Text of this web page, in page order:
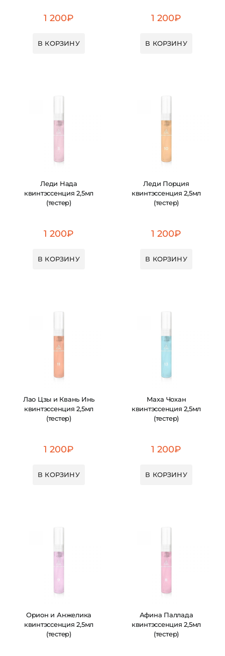
1 200₽
В КОРЗИНУ
1 200₽
В КОРЗИНУ
Леди Нада
квинтэссенция 2,5мл
(тестер)
1 200₽
В КОРЗИНУ
Леди Порция
квинтэссенция 2,5мл
(тестер)
1 200₽
В КОРЗИНУ
Лао Цзы и Квань Инь
квинтэссенция 2,5мл
(тестер)
1 200₽
В КОРЗИНУ
Маха Чохан
квинтэссенция 2,5мл
(тестер)
1 200₽
В КОРЗИНУ
Орион и Анжелика
квинтэссенция 2,5мл
(тестер)
Афина Паллада
квинтэссенция 2,5мл
(тестер)